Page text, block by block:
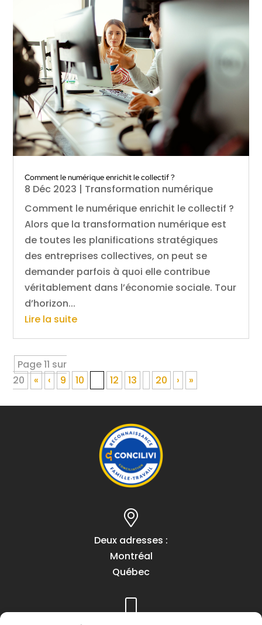
Comment le numérique enrichit le collectif ?
8 Déc 2023 | Transformation numérique
Comment le numérique enrichit le collectif ?
Alors que la transformation numérique est
de toutes les planifications stratégiques
des entreprises collectives, on peut se
demander parfois à quoi elle contribue
véritablement dans l’économie sociale. Tour
d’horizon...
Lire la suite
Page 11 sur
20
« ‹ 9 10 12 13 20 › »
Deux adresses :
Montréal
Québec